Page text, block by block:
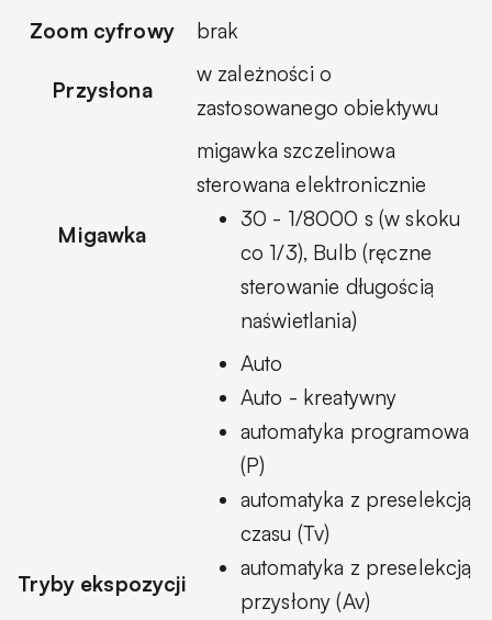
Zoom cyfrowy brak
Przysłona
w zależności o
zastosowanego obiektywu
Migawka
migawka szczelinowa
sterowana elektronicznie
30 - 1/8000 s (w skoku
co 1/3), Bulb (ręczne
sterowanie długością
naświetlania)
Tryby ekspozycji
Auto
Auto - kreatywny
automatyka programowa
(P)
automatyka z preselekcją
czasu (Tv)
automatyka z preselekcją
przysłony (Av)